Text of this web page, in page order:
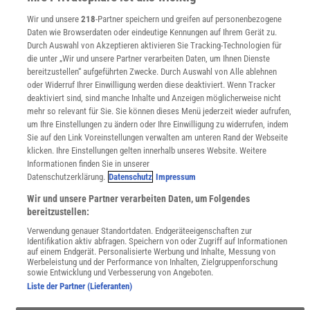
Sprachen lernen mit Gymglish
Lexika
Für Spektrum schreiben
Zugänglichkeitserklärung
WEBSEITEN
KielSCN
Wissenschaft in die Schulen
SciLogs
Uns finden Sie auch hier:
Wir und unsere218-Partner speichern und greifen auf personenbezogene
Daten wie Browserdaten oder eindeutige Kennungen auf Ihrem Gerät zu.
Durch Auswahl von Akzeptieren aktivieren Sie Tracking-Technologien für
die unter „Wir und unsere Partner verarbeiten Daten, um Ihnen Dienste
bereitzustellen“ aufgeführten Zwecke. Durch Auswahl von Alle ablehnen
oder Widerruf Ihrer Einwilligung werden diese deaktiviert. Wenn Tracker
deaktiviert sind, sind manche Inhalte und Anzeigen möglicherweise nicht
mehr so relevant für Sie. Sie können dieses Menü jederzeit wieder aufrufen,
um Ihre Einstellungen zu ändern oder Ihre Einwilligung zu widerrufen, indem
Sie auf den Link Voreinstellungen verwalten am unteren Rand der Webseite
klicken. Ihre Einstellungen gelten innerhalb unseres Website. Weitere
Informationen finden Sie in unserer
Datenschutzerklärung. Datenschutz Impressum
Wir und unsere Partner verarbeiten Daten, um Folgendes
bereitzustellen:
Verwendung genauer Standortdaten. Endgeräteeigenschaften zur
Identifikation aktiv abfragen. Speichern von oder Zugriff auf Informationen
auf einem Endgerät. Personalisierte Werbung und Inhalte, Messung von
Werbeleistung und der Performance von Inhalten, Zielgruppenforschung
sowie Entwicklung und Verbesserung von Angeboten.
Liste der Partner (Lieferanten)